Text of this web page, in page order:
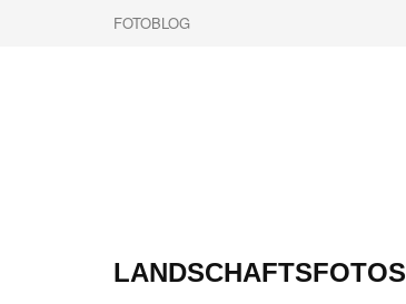
FOTOBLOG
LANDSCHAFTSFOTOS